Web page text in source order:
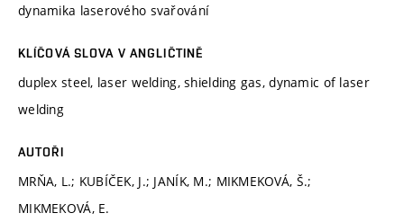
dynamika laserového svařování
KLÍČOVÁ SLOVA V ANGLIČTINĚ
duplex steel, laser welding, shielding gas, dynamic of laser
welding
AUTOŘI
MRŇA, L.; KUBÍČEK, J.; JANÍK, M.; MIKMEKOVÁ, Š.;
MIKMEKOVÁ, E.